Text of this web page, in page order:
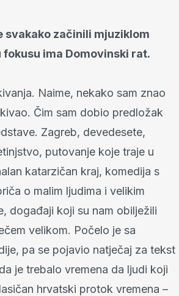
svakako začinili mjuziklom
fokusu ima Domovinski rat.
Naime, nekako sam znao
Čim sam dobio predložak
Zagreb, devedesete,
putovanje koje traje u
katarzičan kraj, komedija s
o malim ljudima i velikim
događaji koji su nam obilježili
velikom. Počelo je sa
pa se pojavio natječaj za tekst
je trebalo vremena da ljudi koji
hrvatski protok vremena –